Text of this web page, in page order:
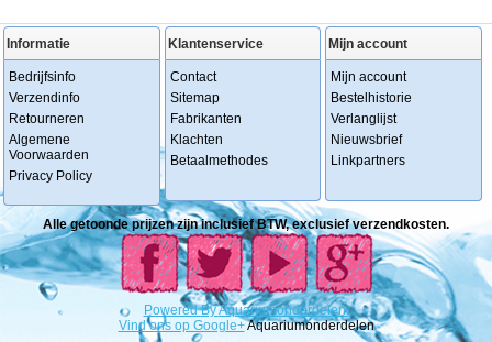
Informatie
Bedrijfsinfo
Verzendinfo
Retourneren
Algemene
Voorwaarden
Privacy Policy
Klantenservice
Contact
Sitemap
Fabrikanten
Klachten
Betaalmethodes
Mijn account
Mijn account
Bestelhistorie
Verlanglijst
Nieuwsbrief
Linkpartners
Alle getoonde prijzen zijn inclusief BTW, exclusief verzendkosten.
PoweredByAquariumonderdelen.
Vind ons op Google+Aquariumonderdelen